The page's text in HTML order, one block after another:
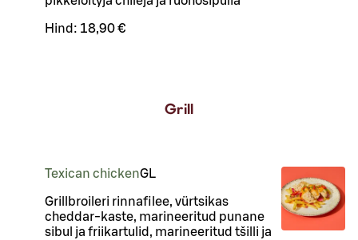
Hind: 18,90 €
Grill
Texican chickenGL
Grillbroileri rinnafilee, vürtsikas
cheddar-kaste, marineeritud punane
sibul ja friikartulid, marineeritud tšilli ja